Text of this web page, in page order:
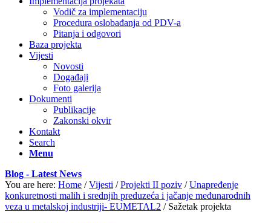
Vodič za implementaciju
Procedura oslobađanja od PDV-a
Pitanja i odgovori
Baza projekta
Vijesti
Novosti
Događaji
Foto galerija
Dokumenti
Publikacije
Zakonski okvir
Kontakt
Search
Menu
Blog - Latest News
You are here: Home / Vijesti / Projekti II poziv / Unapređenje
konkuretnosti malih i srednjih preduzeća i jačanje međunarodnih
veza u metalskoj industriji- EUMETAL2 / Sažetak projekta